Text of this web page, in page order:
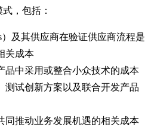
，包括：
及其供应商在验证供应商流程是
关成本
品中采用或整合小众技术的成本
测试创新方案以及联合开发产品
同推动业务发展机遇的相关成本